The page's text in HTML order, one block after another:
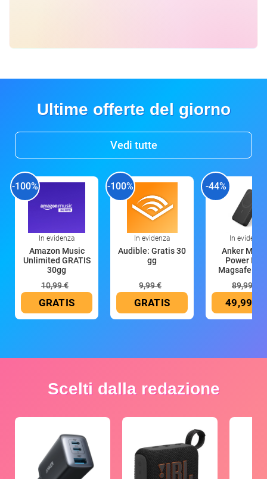
Ultime offerte del giorno
Vedi tutte
-100%
In evidenza
Amazon Music
Unlimited GRATIS
30gg
10,99 €
GRATIS
-100%
In evidenza
Audible: Gratis 30
gg
9,99 €
GRATIS
-44%
In evidenza
Anker
Power
Magsafe
89,99 €
49,99 €
Scelti dalla redazione